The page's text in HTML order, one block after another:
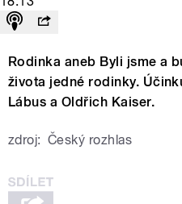
Rodinka aneb Byli jsme a
života jedné rodinky.
Lábus a Oldřich Kaiser.
zdroj: Český rozhlas